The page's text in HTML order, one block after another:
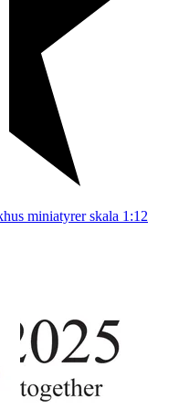
miniatyrer skala 1:12